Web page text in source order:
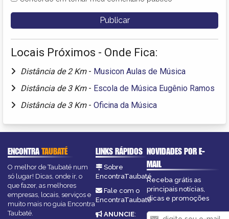
Locais Próximos - Onde Fica:
Distância de 2 Km - Musicon Aulas de Música
Distância de 3 Km - Escola de Música Eugênio Ramos
Distância de 3 Km - Oficina da Música
ENCONTRATAUBATÉ
O melhor de Taubaté num
só lugar! Dicas, onde ir, o
que fazer, as melhores
empresas, locais, serviços e
muito mais no guia Encontra
Taubaté.
LINKS RÁPIDOS
Sobre
EncontraTaubaté
Fale com o
EncontraTaubaté
ANUNCIE:
NOVIDADES POR E-
MAIL
Receba grátis as
principais notícias,
dicas e promoções